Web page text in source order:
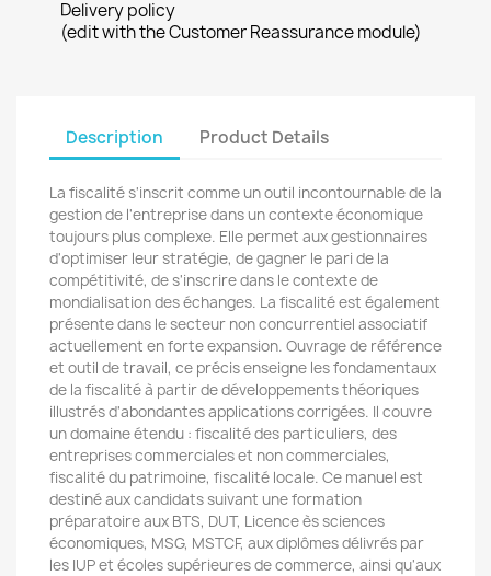
Delivery policy
(edit with the Customer Reassurance module)
Description Product Details
La fiscalité s'inscrit comme un outil incontournable de la
gestion de l'entreprise dans un contexte économique
toujours plus complexe. Elle permet aux gestionnaires
d'optimiser leur stratégie, de gagner le pari de la
compétitivité, de s'inscrire dans le contexte de
mondialisation des échanges. La fiscalité est également
présente dans le secteur non concurrentiel associatif
actuellement en forte expansion. Ouvrage de référence
et outil de travail, ce précis enseigne les fondamentaux
de la fiscalité à partir de développements théoriques
illustrés d'abondantes applications corrigées. Il couvre
un domaine étendu : fiscalité des particuliers, des
entreprises commerciales et non commerciales,
fiscalité du patrimoine, fiscalité locale. Ce manuel est
destiné aux candidats suivant une formation
préparatoire aux BTS, DUT, Licence ès sciences
économiques, MSG, MSTCF, aux diplômes délivrés par
les IUP et écoles supérieures de commerce, ainsi qu'aux